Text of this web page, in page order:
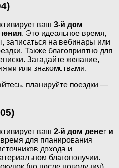
ваш 3-й дом
. Это идеальное время,
записаться на вебинары или
Также благоприятно для
Загадайте желание,
или знакомствами.
планируйте поездки —
ваш 2-й дом денег и
для планирования
дохода и
благополучии.
(но после новолуния).